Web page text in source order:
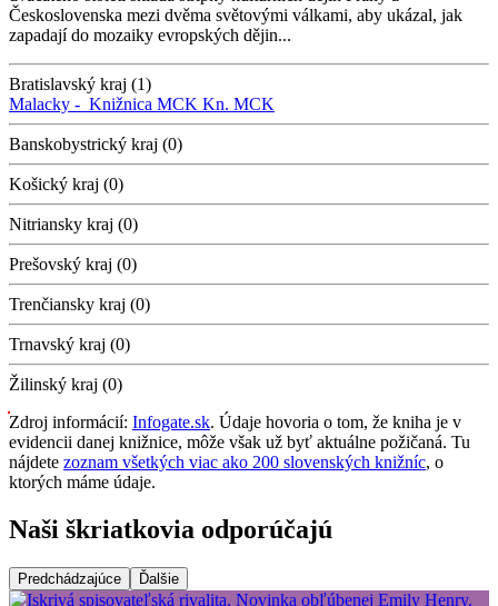
Československa mezi dvěma světovými válkami, aby ukázal, jak
zapadají do mozaiky evropských dějin...
Bratislavský kraj (1)
Malacky - Knižnica MCK Kn. MCK
Banskobystrický kraj (0)
Košický kraj (0)
Nitriansky kraj (0)
Prešovský kraj (0)
Trenčiansky kraj (0)
Trnavský kraj (0)
Žilinský kraj (0)
Zdroj informácií: Infogate.sk. Údaje hovoria o tom, že kniha je v
evidencii danej knižnice, môže však už byť aktuálne požičaná. Tu
nájdete zoznam všetkých viac ako 200 slovenských knižníc, o
ktorých máme údaje.
Naši škriatkovia odporúčajú
Predchádzajúce Ďalšie